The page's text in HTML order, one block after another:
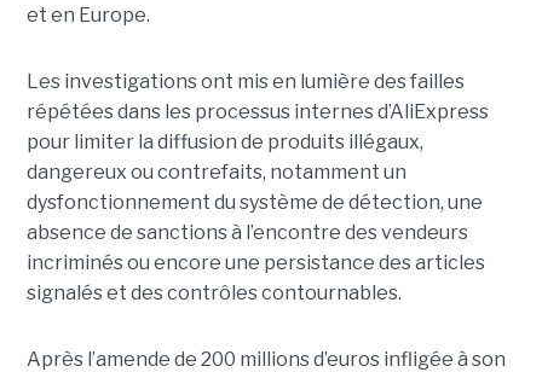
et en Europe.
Les investigations ont mis en lumière des failles
répétées dans les processus internes d’AliExpress
pour limiter la diffusion de produits illégaux,
dangereux ou contrefaits, notamment un
dysfonctionnement du système de détection, une
absence de sanctions à l’encontre des vendeurs
incriminés ou encore une persistance des articles
signalés et des contrôles contournables.
Après l’amende de 200 millions d’euros infligée à son